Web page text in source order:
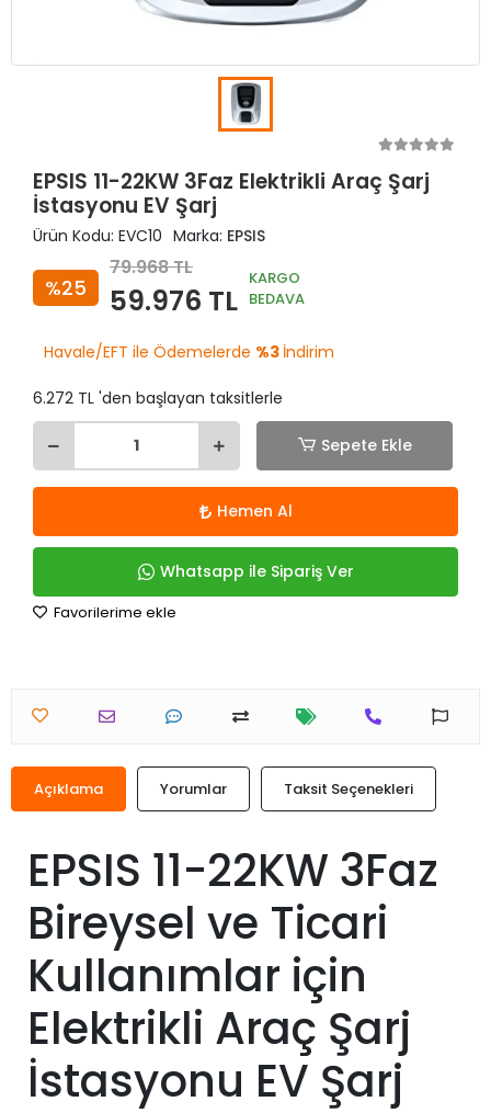
EPSIS 11-22KW 3Faz Elektrikli Araç Şarj
İstasyonu EV Şarj
Ürün Kodu: EVC10 Marka: EPSIS
%25
79.968 TL
59.976 TL
KARGO
BEDAVA
Havale/EFT ile Ödemelerde %3 İndirim
6.272 TL 'den başlayan taksitlerle
Sepete Ekle
Hemen Al
Whatsapp ile Sipariş Ver
Favorilerime ekle
Açıklama Yorumlar Taksit Seçenekleri
EPSIS 11-22KW 3Faz
Bireysel ve Ticari
Kullanımlar için
Elektrikli Araç Şarj
İstasyonu EV Şarj